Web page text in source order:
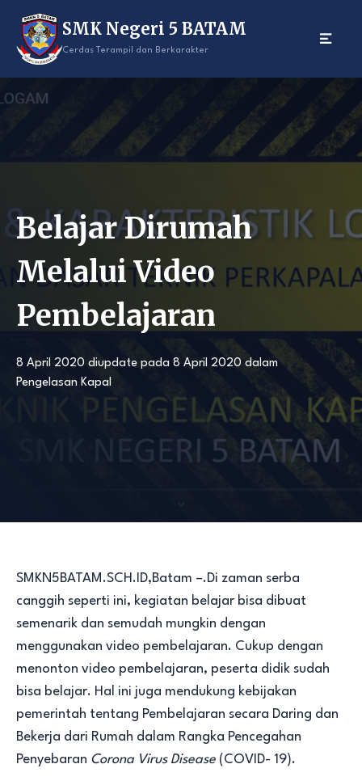
content
SMK Negeri 5 BATAM
Cerdas Terampil dan Berkarakter
Belajar Dirumah
Melalui Video
Pembelajaran
8 April 2020 diupdate pada 8 April 2020 dalam
Pengelasan Kapal
SMKN5BATAM.SCH.ID,Batam –.Di zaman serba
canggih seperti ini, kegiatan belajar bisa dibuat
semenarik dan semudah mungkin dengan
menggunakan video pembelajaran. Cukup dengan
menonton video pembelajaran, peserta didik sudah
bisa belajar. Hal ini juga mendukung kebijakan
pemerintah tentang Pembelajaran secara Daring dan
Bekerja dari Rumah dalam Rangka Pencegahan
Penyebaran Corona Virus Disease (COVID- 19).